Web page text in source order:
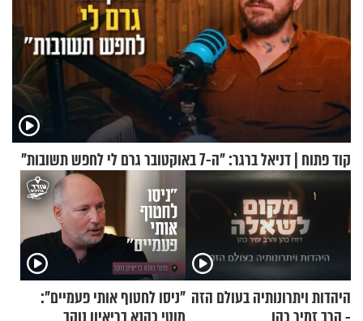
קוד פתוח | דניאל ברגר: "ה-7 באוקטובר גרם לי לחפש תשובות"
היהדות ויתרונותיה בעולם הזה "ניסו לחטוף אותי פעמיים":